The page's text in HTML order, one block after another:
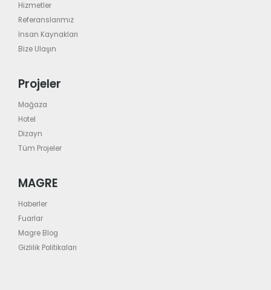
Hizmetler
Referanslarımız
İnsan Kaynakları
Bize Ulaşın
Projeler
Mağaza
Hotel
Dizayn
Tüm Projeler
MAGRE
Haberler
Fuarlar
Magre Blog
Gizlilik Politikaları